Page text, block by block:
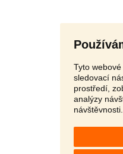
Tyto
sledovací
prostředí,
analýzy
návštěvnosti.